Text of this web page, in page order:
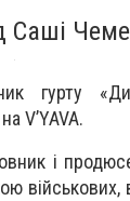
Саші
гурту
V’YAVA.
і